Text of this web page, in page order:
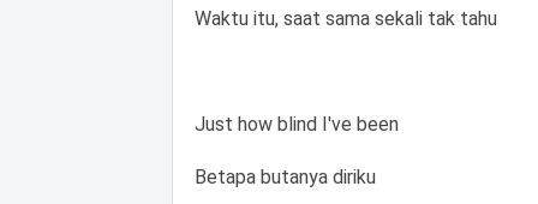
Waktu itu, saat sama sekali tak tahu
Just how blind I've been
Betapa butanya diriku